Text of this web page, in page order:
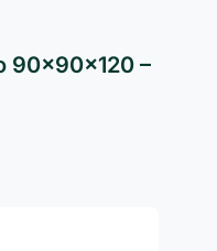
90×90×120 –